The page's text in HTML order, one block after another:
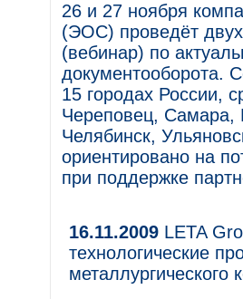
26 и 27 ноября
(ЭОС) проведёт
(вебинар) по
документооборота.
15 городах России,
Череповец, Самара,
Челябинск,
ориентировано на
при поддержке
16.11.2009 LETA
технологические
металлургического